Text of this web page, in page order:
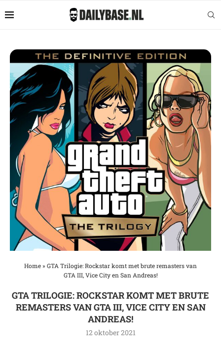
Home» GTA Trilogie: Rockstar komt met brute remasters van
GTA III, Vice City en San Andreas!
GTA TRILOGIE: ROCKSTAR KOMT MET BRUTE
REMASTERS VAN GTA III, VICE CITY EN SAN
ANDREAS!
12 oktober 2021